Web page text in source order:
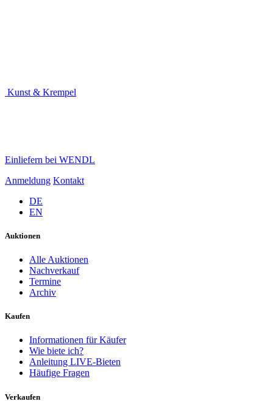
Kunst & Krempel
Einliefern bei WENDL
Anmeldung Kontakt
DE
EN
Auktionen
Alle Auktionen
Nachverkauf
Termine
Archiv
Kaufen
Informationen für Käufer
Wie biete ich?
Anleitung LIVE-Bieten
Häufige Fragen
Verkaufen